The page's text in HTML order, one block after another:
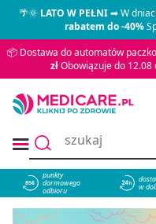
🌴🌞LATO W PEŁNI➡ W
rabatem do -40%
📦 Dostawa do automatów
złObowiązuje do 12.08
856
punkty
darmowego
odbioru w